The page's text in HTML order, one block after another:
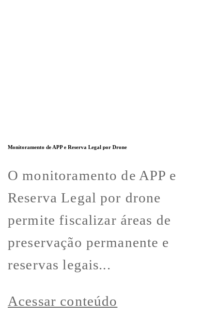
Monitoramento de APP e Reserva Legal por Drone
O monitoramento de APP e
Reserva Legal por drone
permite fiscalizar áreas de
preservação permanente e
reservas legais...
Acessar conteúdo